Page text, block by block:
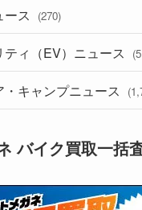
(639)
(118)
(60)
(31)
(51)
(252)
(24)
(16)
(249)
(64)
(16)
(306)
(6,957)
(2,473)
(249)
(23)
(1,226)
(12)(66)
(16)
(1,142)
(166)
(186)
(137) (2,744)
(126)
ース (270)
(54)
(211)
ティ（EV）ニュース
(132)
(171)
・キャンプニュース
(8)
(1,605)
バイク買取一括